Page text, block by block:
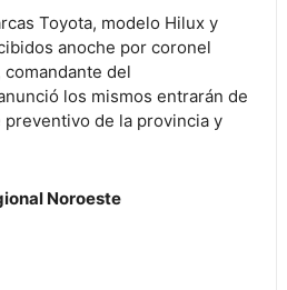
Toyota, modelo Hilux y
anoche por coronel
del
los mismos entrarán de
de la provincia y
Noroeste